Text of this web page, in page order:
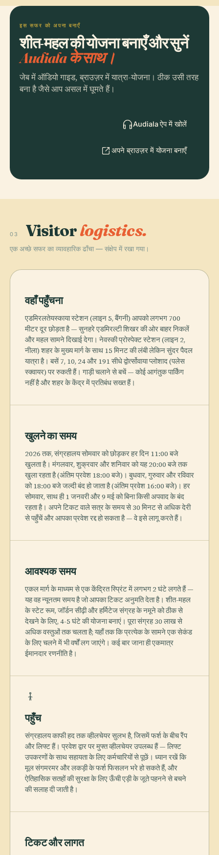
इस सफर को अपना बनाएँ
शीत-महल की योजना बनाएँ और सुनें
Audiala के साथ।
जेब में ऑडियो गाइड, ब्राउज़र में यात्रा-योजना। ठीक उसी तरह
बना है जैसे आप असल में घूमते हैं।
Audiala ऐप में खोलें
अपने ब्राउज़र में योजना बनाएँ
03 Visitorlogistics.
एक अच्छे सफर का व्यावहारिक ढाँचा — संक्षेप में रखा गया।
वहाँ पहुँचना
एडमिरलतेयस्काया स्टेशन (लाइन 5, बैंगनी) आपको लगभग 700
मीटर दूर छोड़ता है — सुनहरे एडमिरल्टी शिखर की ओर बाहर निकलें
और महल सामने दिखाई देगा। नेवस्की प्रोस्पेक्ट स्टेशन (लाइन 2,
नीला) शहर के मुख्य मार्ग के साथ 15 मिनट की लंबी लेकिन सुंदर पैदल
यात्रा है। बसें 7, 10, 24 और 191 सीधे द्वोर्त्सोवाया प्लोशाद (पलेस
स्क्वायर) पर रुकती हैं। गाड़ी चलाने से बचें — कोई आगंतुक पार्किंग
नहीं है और शहर के केंद्र में प्रतिबंध सख्त हैं।
खुलने का समय
2026 तक, संग्रहालय सोमवार को छोड़कर हर दिन 11:00 बजे
खुलता है। मंगलवार, शुक्रवार और शनिवार को यह 20:00 बजे तक
खुला रहता है (अंतिम प्रवेश 18:00 बजे)। बुधवार, गुरुवार और रविवार
को 18:00 बजे जल्दी बंद हो जाता है (अंतिम प्रवेश 16:00 बजे)। हर
सोमवार, साथ ही 1 जनवरी और 9 मई को बिना किसी अपवाद के बंद
रहता है। अपने टिकट वाले सत्र के समय से 30 मिनट से अधिक देरी
से पहुँचें और आपका प्रवेश रद्द हो सकता है — वे इसे लागू करते हैं।
आवश्यक समय
एकल मार्ग के माध्यम से एक केंद्रित स्प्रिंट में लगभग 2 घंटे लगते हैं —
यह वह न्यूनतम समय है जो आपका टिकट अनुमति देता है। शीत-महल
के स्टेट रूम, जॉर्डन सीढ़ी और हर्मिटेज संग्रह के नमूने को ठीक से
देखने के लिए, 4-5 घंटे की योजना बनाएं। पूरा संग्रह 30 लाख से
अधिक वस्तुओं तक चलता है; यहाँ तक कि प्रत्येक के सामने एक सेकंड
के लिए चलने में भी वर्षों लग जाएंगे। कई बार जाना ही एकमात्र
ईमानदार रणनीति है।
पहुँच
संग्रहालय काफी हद तक व्हीलचेयर सुलभ है, जिसमें फर्श के बीच रैंप
और लिफ्ट हैं। प्रवेश द्वार पर मुफ्त व्हीलचेयर उपलब्ध हैं — लिफ्ट
उपकरणों के साथ सहायता के लिए कर्मचारियों से पूछें। ध्यान रखें कि
मूल संगमरमर और लकड़ी के फर्श फिसलन भरे हो सकते हैं, और
ऐतिहासिक सतहों की सुरक्षा के लिए ऊँची एड़ी के जूते पहनने से बचने
की सलाह दी जाती है।
टिकट और लागत